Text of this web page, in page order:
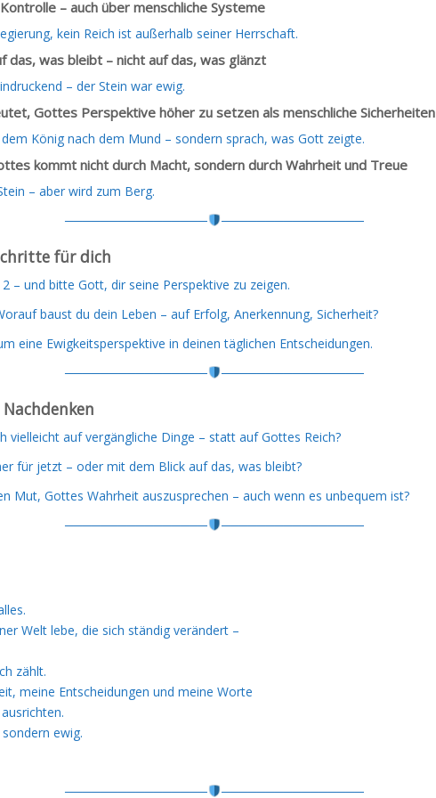
– auch über menschliche Systeme
kein Reich ist außerhalb seiner Herrschaft.
das, was bleibt – nicht auf das, was glänzt
– der Stein war ewig.
Gottes Perspektive höher zu setzen als menschliche Sicherheiten
König nach dem Mund – sondern sprach, was Gott zeigte.
kommt nicht durch Macht, sondern durch Wahrheit und Treue
– aber wird zum Berg.
────────────────
────────────────
für dich
– und bitte Gott, dir seine Perspektive zu zeigen.
baust du dein Leben – auf Erfolg, Anerkennung, Sicherheit?
eine Ewigkeitsperspektive in deinen täglichen Entscheidungen.
────────────────
────────────────
vielleicht auf vergängliche Dinge – statt auf Gottes Reich?
für jetzt – oder mit dem Blick auf das, was bleibt?
Mut, Gottes Wahrheit auszusprechen – auch wenn es unbequem ist?
────────────────
────────────────
Welt lebe, die sich ständig verändert –
zählt.
meine Entscheidungen und meine Worte
ewig.
────────────────
────────────────